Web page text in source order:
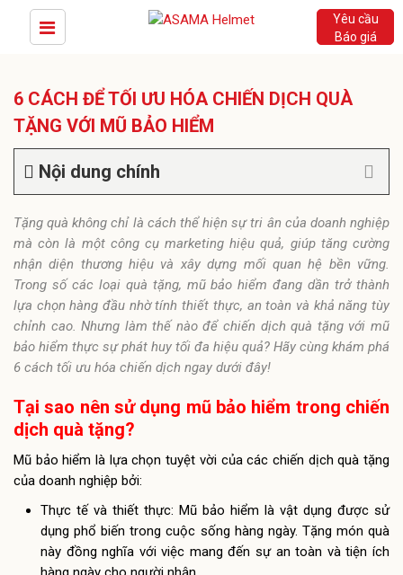
Yêu cầu
Báo giá
6 CÁCH ĐỂ TỐI ƯU HÓA CHIẾN DỊCH QUÀ
TẶNG VỚI MŨ BẢO HIỂM
Nội dung chính
Tặng quà không chỉ là cách thể hiện sự tri ân của doanh nghiệp
mà còn là một công cụ marketing hiệu quả, giúp tăng cường
nhận diện thương hiệu và xây dựng mối quan hệ bền vững.
Trong số các loại quà tặng, mũ bảo hiểm đang dần trở thành
lựa chọn hàng đầu nhờ tính thiết thực, an toàn và khả năng tùy
chỉnh cao. Nhưng làm thế nào để chiến dịch quà tặng với mũ
bảo hiểm thực sự phát huy tối đa hiệu quả? Hãy cùng khám phá
6 cách tối ưu hóa chiến dịch ngay dưới đây!
Tại sao nên sử dụng mũ bảo hiểm trong chiến
dịch quà tặng?
Mũ bảo hiểm là lựa chọn tuyệt vời của các chiến dịch quà tặng
của doanh nghiệp bởi:
Thực tế và thiết thực: Mũ bảo hiểm là vật dụng được sử
dụng phổ biến trong cuộc sống hàng ngày. Tặng món quà
này đồng nghĩa với việc mang đến sự an toàn và tiện ích